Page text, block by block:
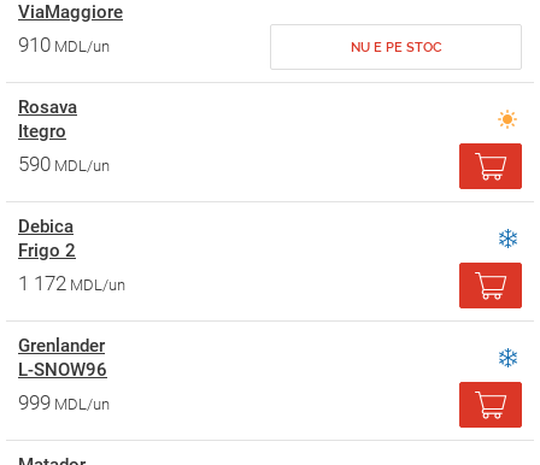
ViaMaggiore
910 MDL/un NU E PE STOC
Rosava
Itegro
590 MDL/un
Debica
Frigo 2
1 172 MDL/un
Grenlander
L-SNOW96
999 MDL/un